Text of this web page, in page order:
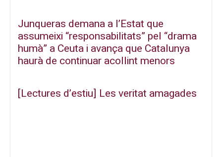
Junqueras demana a l’Estat que
assumeixi “responsabilitats” pel “drama
humà” a Ceuta i avança que Catalunya
haurà de continuar acollint menors
[Lectures d’estiu] Les veritat amagades